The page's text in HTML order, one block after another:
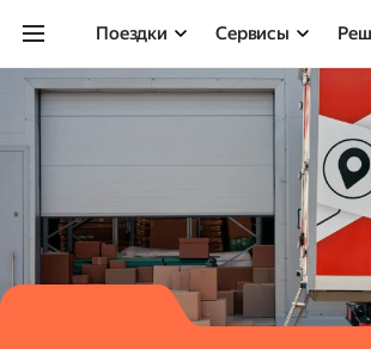
Поездки Сервисы